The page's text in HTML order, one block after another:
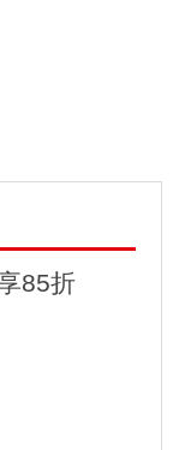
85折